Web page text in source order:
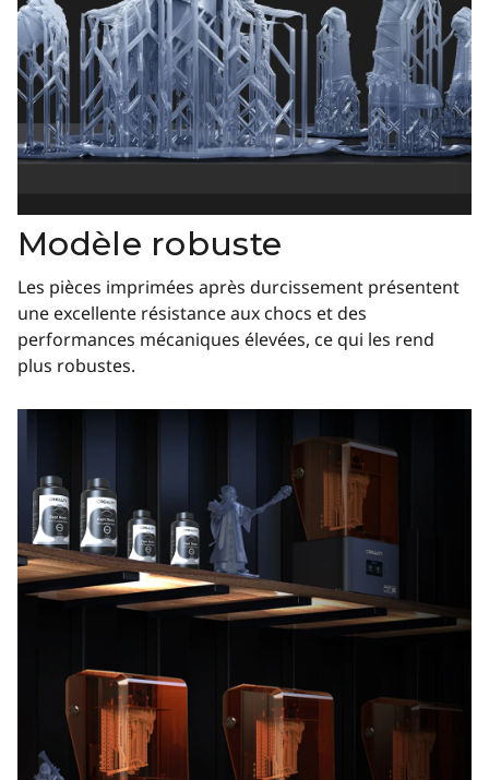
Modèle robuste
Les pièces imprimées après durcissement présentent
une excellente résistance aux chocs et des
performances mécaniques élevées, ce qui les rend
plus robustes.